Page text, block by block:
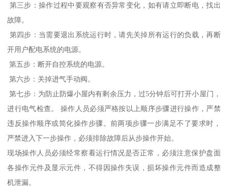
第三步：操作过程中要观察有否异常变化，如有请立即断电，找出
故障。
第四步：当需要退出系统运行时，请先关掉所有运行的负载，再断
开用户配电系统的电源。
第五步：断开自控系统的电源。
第六步：关掉进气手动阀。
第七步：为防止防爆小屋内有剩余压力，过5分钟后可打开小屋门，
进行电气检查。 操作人员必须严格按以上顺序步骤进行操作，严禁
违反操作顺序或简化操作步骤。前两项步骤一步满足不了要求时，
严禁进入下一步操作，必须排除故障后从步操作开始。
现场操作人员必须经常察看运行情况是否正常，必须注意保护盘面
各操作元件及显示元件，不得因操作失误，损坏操作元件而造成整
机泄漏。